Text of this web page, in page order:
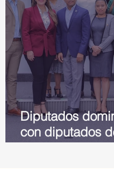
Diputados
con diputados
reciben